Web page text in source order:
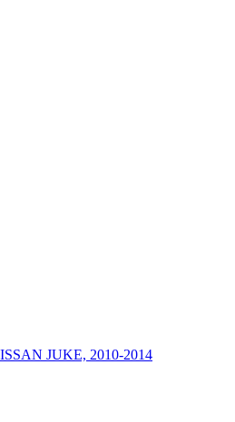
JUKE, 2010-2014